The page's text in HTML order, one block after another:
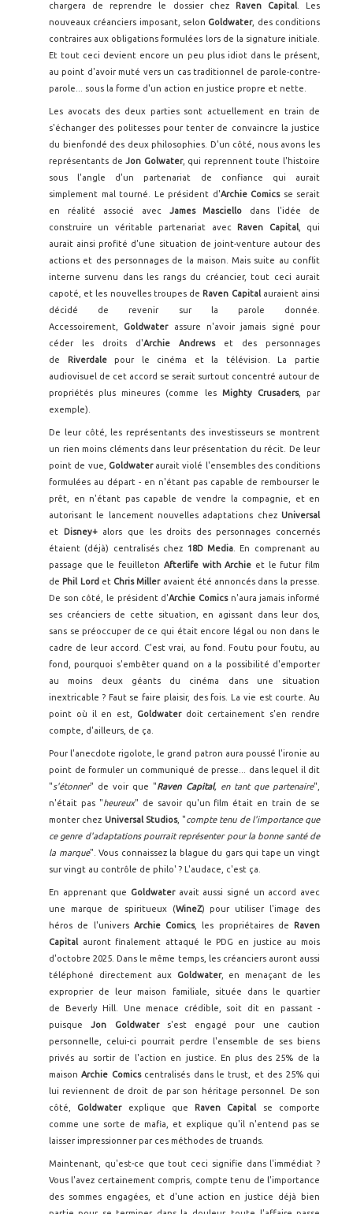
chargera de reprendre le dossier chez
Raven Capital. Les
nouveaux créanciers imposant, selon Goldwater, des conditions
contraires aux obligations formulées lors de la signature initiale.
Et tout ceci devient encore un peu plus idiot dans le présent,
au point d'avoir muté vers un cas traditionnel de parole-contre-
parole... sous la forme d'un action en justice propre et nette.
Les avocats des deux parties sont actuellement en train de
s'échanger des politesses pour tenter de convaincre la justice
du bienfondé des deux philosophies. D'un côté, nous avons les
représentants deJon Golwater, qui reprennent toute l'histoire
sous l'angle d'un partenariat de confiance qui aurait
simplement mal tourné. Le président d'Archie Comicsse serait
en réalité associé avec James Masciello dans l'idée de
construire un véritable partenariat avec
Raven Capital, qui
aurait ainsi profité d'une situation de joint-venture autour des
actions et des personnages de la maison. Mais suite au conflit
interne survenu dans les rangs du créancier, tout ceci aurait
capoté, et les nouvelles troupes de Raven Capitalauraient ainsi
décidé de revenir sur la parole donnée.
Accessoirement, Goldwaterassure n'avoir jamais signé pour
céder les droits d'Archie Andrewset des personnages
de
Riverdalepour le cinéma et la télévision. La partie
audiovisuel de cet accord se serait surtout concentré autour de
propriétés plus mineures (comme les Mighty Crusaders, par
exemple).
De leur côté, les représentants des investisseurs se montrent
un rien moins cléments dans leur présentation du récit. De leur
point de vue,
Goldwateraurait violé l'ensembles des conditions
formulées au départ - en n'étant pas capable de rembourser le
prêt, en n'étant pas capable de vendre la compagnie, et en
autorisant le lancement nouvelles adaptations chez Universal
et
Disney+ alors que les droits des personnages concernés
étaient (déjà) centralisés chez 18D Media. En comprenant au
passage que le feuilleton Afterlife with Archie et le futur film
de Phil Lord et Chris Milleravaient été annoncés dans la presse.
De son côté, le président d'Archie Comicsn'aura jamais informé
ses créanciers de cette situation, en agissant dans leur dos,
sans se préoccuper de ce qui était encore légal ou non dans le
cadre de leur accord. C'est vrai, au fond. Foutu pour foutu, au
fond, pourquoi s'embêter quand on a la possibilité d'emporter
au moins deux géants du cinéma dans une situation
inextricable ? Faut se faire plaisir, des fois. La vie est courte. Au
point où il en est, Goldwaterdoit certainement s'en rendre
compte, d'ailleurs, de ça.
Pour l'anecdote rigolote, le grand patron aura poussé l'ironie au
point de formuler un communiqué de presse... dans lequel il dit
"s'étonner" de voir que "Raven Capital, en tant que partenaire",
n'était pas "heureux" de savoir qu'un film était en train de se
monter chez Universal Studios, "compte tenu de l'importance que
ce genre d'adaptations pourrait représenter pour la bonne santé de
la marque". Vous connaissez la blague du gars qui tape un vingt
sur vingt au contrôle de philo' ? L'audace, c'est ça.
En apprenant que Goldwateravait aussi signé un accord avec
une marque de spiritueux (WineZ) pour utiliser l'image des
héros de l'univers Archie Comics, les propriétaires de
Raven
Capital auront finalement attaqué le PDG en justice au mois
d'octobre 2025. Dans le même temps, les créanciers auront aussi
téléphoné directement aux
Goldwater, en menaçant de les
exproprier de leur maison familiale, située dans le quartier
de Beverly Hill. Une menace crédible, soit dit en passant -
puisqueJon Goldwaters'est engagé pour une caution
personnelle, celui-ci pourrait perdre l'ensemble de ses biens
privés au sortir de l'action en justice. En plus des 25% de la
maisonArchie Comicscentralisés dans le trust, et des 25% qui
lui reviennent de droit de par son héritage personnel. De son
côté, Goldwaterexplique que Raven Capital se comporte
comme une sorte de mafia, et explique qu'il n'entend pas se
laisser impressionner par ces méthodes de truands.
Maintenant, qu'est-ce que tout ceci signifie dans l'immédiat ?
Vous l'avez certainement compris, compte tenu de l'importance
des sommes engagées, et d'une action en justice déjà bien